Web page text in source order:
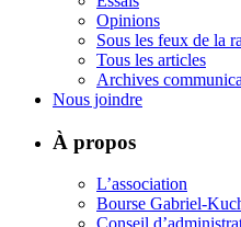
Opinions
Sous les feux de la
Tous les articles
Archives
Nous joindre
À propos
L’association
Bourse Gabriel-